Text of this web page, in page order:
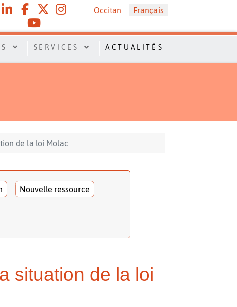
Sélectionnez votre langue
Occitan Français
SERVICES ACTUALITÉS
de la loi Molac
Nouvelle ressource
situation de la loi